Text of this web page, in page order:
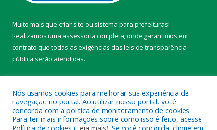
Muito mais que criar site ou sistema para prefeituras!
Realizamos uma assessoria completa, onde garantimos em
contrato que todas as exigências das leis de transparência
pública serão atendidas.
Nós usamos cookies para melhorar sua experiência de
navegação no portal. Ao utilizar nosso portal, você
concorda com a política de monitoramento de cookies.
Para ter mais informações sobre como isso é feito, acesse
Política de cookies (Leia mais). Se você concorda, clique em